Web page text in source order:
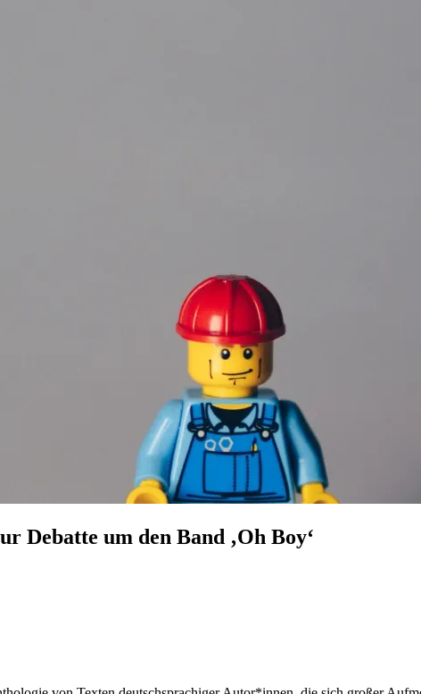
Debatte um den Band ‚Oh Boy‘